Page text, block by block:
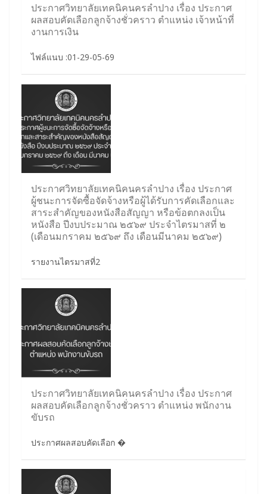
ประกาศวิทยาลัยเทคนิคนครลำปาง เรื่อง ประกาศ
ผลสอบคัดเลือกลูกจ้างชั่วคราว ตำแหน่ง เจ้าหน้าที่
งานการเงิน
ไฟล์แนบ :01-29-05-69
ประกาศวิทยาลัยเทคนิคนครลำปาง เรื่อง ประกาศ
ผู้ชนะการจัดซื้อจัดจ้างหรือผู้ได้รับการคัดเลือกและ
สาระสำคัญของหนังสือสัญญา หรือข้อตกลงเป็น
หนังสือ ปีงบประมาณ ๒๕๖๙ ประจำไตรมาสที่ ๒
(เดือนมกราคม ๒๕๖๙ ถึง เดือนมีนาคม ๒๕๖๙)
รายงานไตรมาสที่2
ประกาศวิทยาลัยเทคนิคนครลำปาง เรื่อง ประกาศ
ผลสอบคัดเลือกลูกจ้างชั่วคราว ตำแหน่ง พนักงาน
ขับรถ
ประกาศผลสอบคัดเลือก �